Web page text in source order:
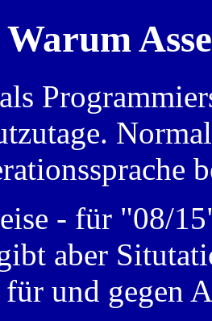
Warum
- für "08/
aber
und gegen